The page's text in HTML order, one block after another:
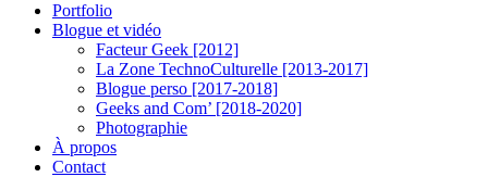
Portfolio
Blogue et vidéo
Facteur Geek [2012]
La Zone TechnoCulturelle [2013-2017]
Blogue perso [2017-2018]
Geeks and Com’ [2018-2020]
Photographie
À propos
Contact